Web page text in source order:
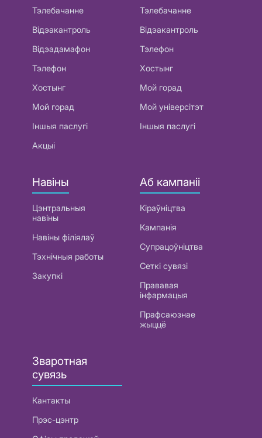
Тэлебачанне
Відэакантроль
Відэадамафон
Тэлефон
Хостынг
Мой горад
Іншыя паслугі
Акцыі
Тэлебачанне
Відэакантроль
Тэлефон
Хостынг
Мой горад
Мой універсітэт
Іншыя паслугі
Навіны
Цэнтральныя
навіны
Навіны філіялаў
Тэхнічныя работы
Закупкі
Аб кампаніі
Кіраўніцтва
Кампанія
Супрацоўніцтва
Сеткі сувязі
Прававая
інфармацыя
Прафсаюзнае
жыццё
Зваротная
сувязь
Кантакты
Прэс-цэнтр